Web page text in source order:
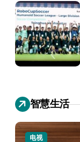
智慧生活
电视